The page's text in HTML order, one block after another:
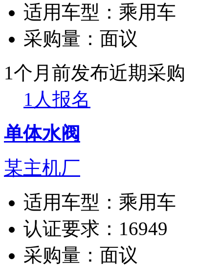
适用车型： 乘用车
采购量： 面议
1个月前发布近期采购
1人报名
单体水阀
某主机厂
适用车型： 乘用车
认证要求： 16949
采购量： 面议